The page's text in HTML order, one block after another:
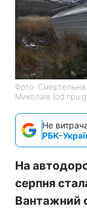
Фото:
Миколаїв
Не
РБК-
На
серпня
Вантажний